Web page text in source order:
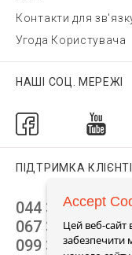
Контакти для
Угода Користувача
НАШІ СОЦ. МЕРЕЖІ
ПІДТРИМКА
044 392 44 45
067 344 14 44
099 399 23 80
Accept
Цей веб-сайт
забезпечити